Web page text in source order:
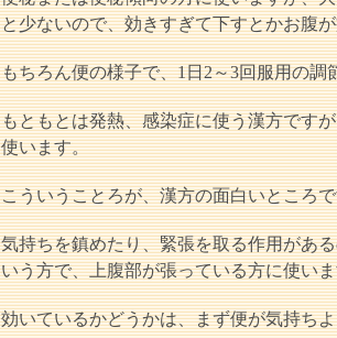
と少ないので、効きすぎて下すとかお腹
もちろん便の様子で、1日2～3回服用の調
もともとは発熱、感染症に使う漢方です
使います。
こういうことろが、漢方の面白いところ
気持ちを鎮めたり、緊張を取る作用があ
いう方で、上腹部が張っている方に使い
効いているかどうかは、まず便が気持ち